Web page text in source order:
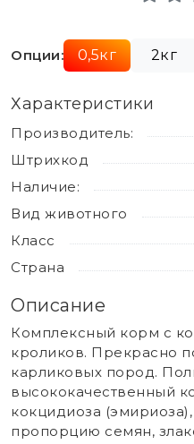
Опции: 0,5кг 2кг
Характеристики
Производитель:
Штрихкод
Наличие:
Вид животного
Класс
Страна
Описание
Комплексный корм с
кроликов. Прекрасно
карликовых пород.
высококачественный
кокцидиоза
пропорцию семян,